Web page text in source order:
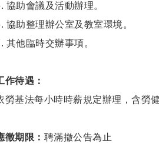
協助會議及活動辦理。
協助整理辦公室及教室環境。
其他臨時交辦事項。
作待遇：
勞基法每小時時薪規定辦理，含勞
徵期限： 聘滿撤公告為止